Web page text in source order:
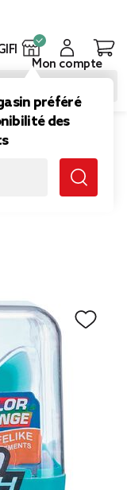
préféré
des
Mon compte
€ à 3,01 €